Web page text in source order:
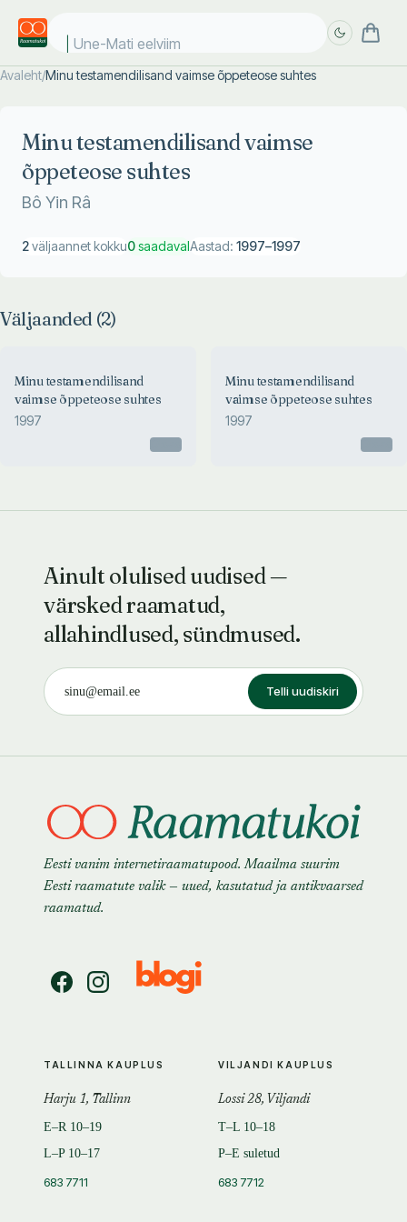
Une-Mati eelviima
Avaleht/Minu testamendilisand vaimse õppeteose suhtes
Minu testamendilisand vaimse
õppeteose suhtes
Bô Yin Râ
2väljaannet kokku0saadavalAastad: 1997–1997
Väljaanded (2)
Minu testamendilisand
vaimse õppeteose suhtes
1997
Minu testamendilisand
vaimse õppeteose suhtes
1997
Ainult olulised uudised —
värsked raamatud,
allahindlused, sündmused.
Telli uudiskiri
Eesti vanim internetiraamatupood. Maailma suurim
Eesti raamatute valik — uued, kasutatud ja antikvaarsed
raamatud.
TALLINNA KAUPLUS
Harju 1, Tallinn
E–R 10–19
L–P 10–17
683 7711
VILJANDI KAUPLUS
Lossi 28, Viljandi
T–L 10–18
P–E suletud
683 7712